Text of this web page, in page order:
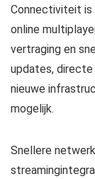
Connectiviteit is
online
vertraging en
updates, directe
nieuwe
mogelijk.
Snellere